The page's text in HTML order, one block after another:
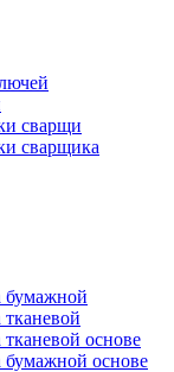
сварщи
сварщика
бумажной
основе
основе